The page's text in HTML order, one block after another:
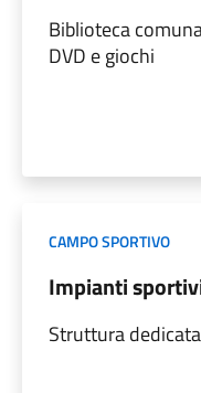
Biblioteca
DVD e giochi
CAMPO SPORTIVO
Impianti
Struttura